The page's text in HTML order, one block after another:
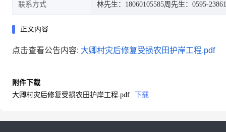
联系方式 林先生：18060105585周先生：0595-
正文内容
点击查看公告内容: 大卿村灾后修复受损农田护岸工程.pdf
附件下载
大卿村灾后修复受损农田护岸工程.pdf
下载